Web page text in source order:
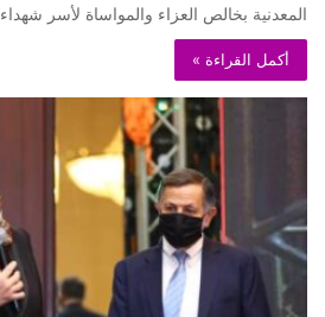
المعدنية بخالص العزاء والمواساة لأسر شهداء
أكمل القراءة »